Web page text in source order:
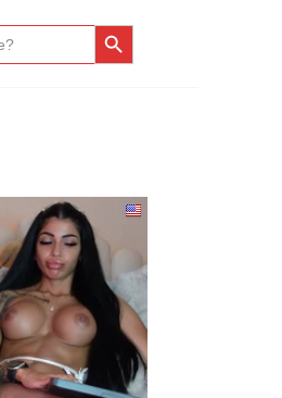
Search Button